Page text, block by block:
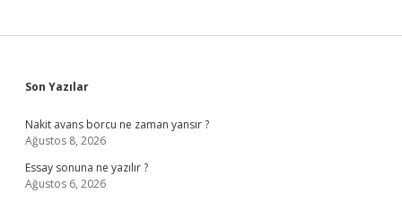
Sidebar
Son Yazılar
Nakit avans borcu ne zaman yansır ?
Ağustos 8, 2026
Essay sonuna ne yazılır ?
Ağustos 6, 2026